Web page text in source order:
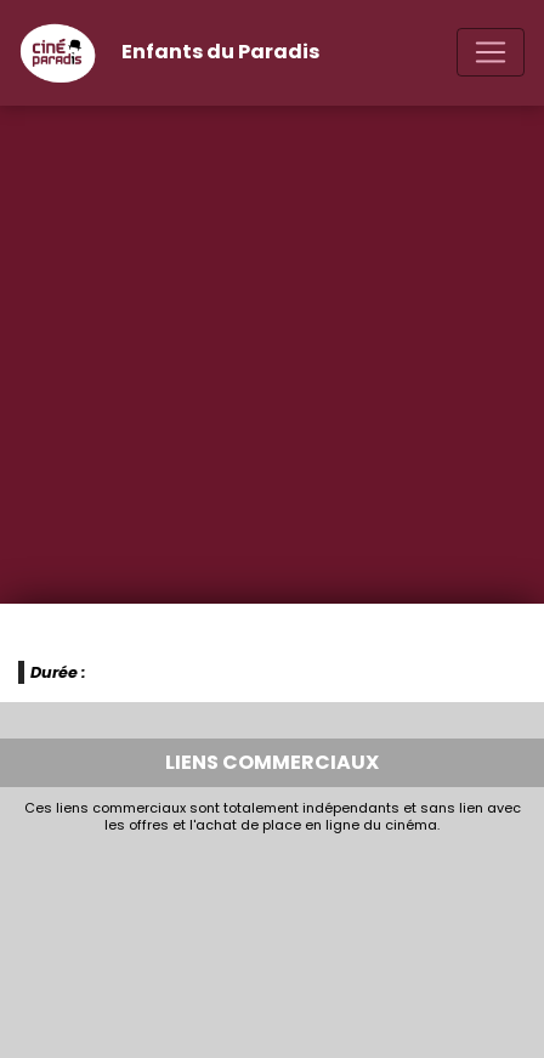
Enfants du Paradis
Durée :
LIENS COMMERCIAUX
Ces liens commerciaux sont totalement indépendants et sans lien avec
les offres et l'achat de place en ligne du cinéma.